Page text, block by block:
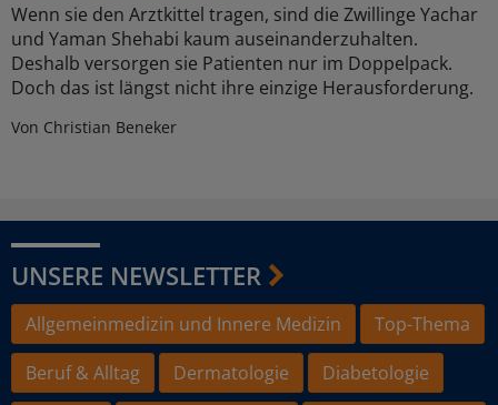
Wenn sie den Arztkittel tragen, sind die Zwillinge Yachar
und Yaman Shehabi kaum auseinanderzuhalten.
Deshalb versorgen sie Patienten nur im Doppelpack.
Doch das ist längst nicht ihre einzige Herausforderung.
Von Christian Beneker
UNSERE NEWSLETTER
Allgemeinmedizin und Innere Medizin
Top-Thema
Beruf & Alltag
Dermatologie
Diabetologie